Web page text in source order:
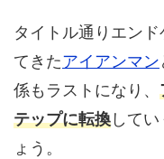
タイトル通りエン
てきたアイアンマン
係もラストになり、
テップに転換して
ょう。